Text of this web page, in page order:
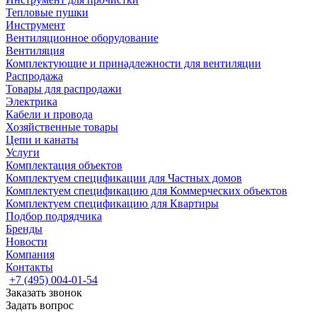
Тепловые пушки
Инструмент
Вентиляционное оборудование
Вентиляция
Комплектующие и принадлежности для вентиляции
Распродажа
Товары для распродажи
Электрика
Кабели и провода
Хозяйственные товары
Цепи и канаты
Услуги
Комплектация объектов
Комплектуем спецификации для Частных домов
Комплектуем спецификацию для Коммерческих объектов
Комплектуем спецификацию для Квартиры
Подбор подрядчика
Бренды
Новости
Компания
Контакты
+7 (495) 004-01-54
Заказать звонок
Задать вопрос